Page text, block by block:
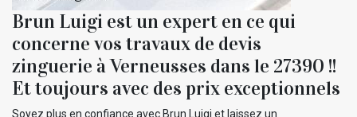
Brun Luigi est un expert en ce qui
concerne vos travaux de devis
zinguerie à Verneusses dans le 27390 !!
Et toujours avec des prix exceptionnels
Soyez plus en confiance avec Brun Luigi et laissez un